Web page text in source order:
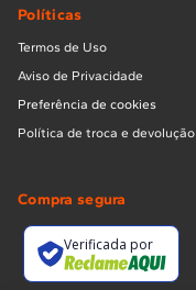
Políticas
Termos de Uso
Aviso de Privacidade
Preferência de cookies
Política de troca e devolução
Compra segura
Verificada por